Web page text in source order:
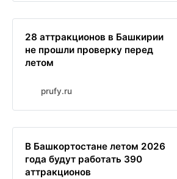
28 аттракционов в Башкирии
не прошли проверку перед
летом
prufy.ru
В Башкортостане летом 2026
года будут работать 390
аттракционов